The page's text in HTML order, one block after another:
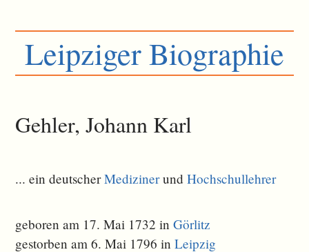
Leipziger Biographie
Gehler, Johann Karl
... ein deutscherMedizinerundHochschullehrer
geboren am 17. Mai 1732 inGörlitz
gestorben am 6. Mai 1796 inLeipzig